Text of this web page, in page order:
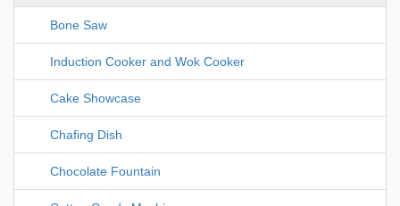
Bone Saw
Induction Cooker and Wok Cooker
Cake Showcase
Chafing Dish
Chocolate Fountain